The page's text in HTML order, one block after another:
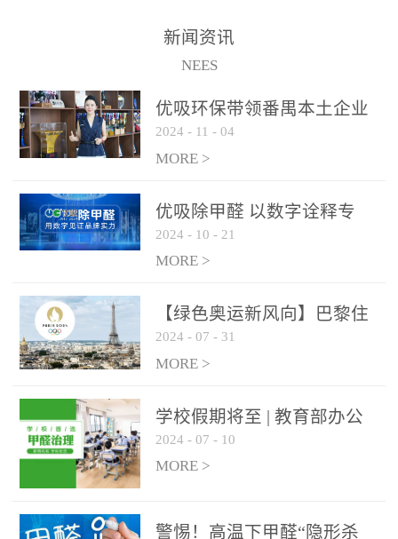
保施工日期：2020年1月珠
（及各出入境边防检查
新闻资讯
NEES
优吸环保带领番禺本​土企业
勇敢破局向“新”
2024 - 11 - 04
MORE >
优吸除甲醛 以数字诠释专
业，尽显除醛品牌实力！
2024 - 10 - 21
MORE >
【绿色奥运新风向】巴黎住
宿风波：优吸环保共建健康
绿色家居
2024 - 07 - 31
MORE >
学校假期将至 | 教育部办公
厅关于加强学校新建校舍室
内空气质量管理通知
2024 - 07 - 10
MORE >
警惕！高温下甲醛“隐形杀